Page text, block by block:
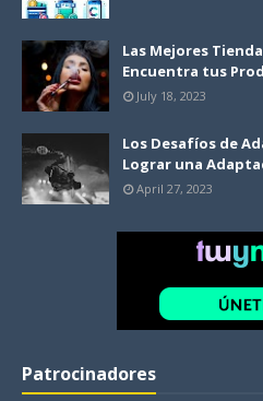
Las Mejores
Encuentra tus
July 18, 2023
Los Desafíos de
Lograr una
April 27, 2023
Patrocinadores